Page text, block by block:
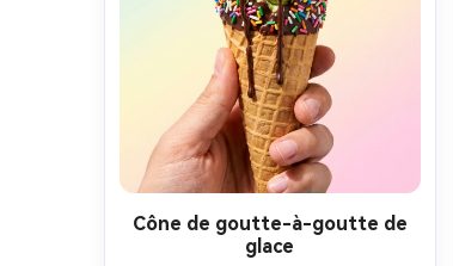
Cône de goutte-à-goutte de
glace